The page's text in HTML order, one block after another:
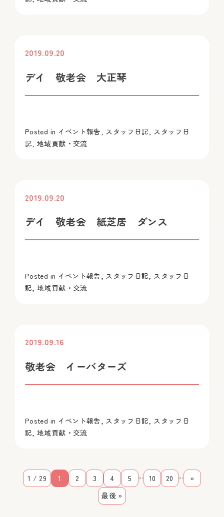
2019.09.20
デイ 敬老会 大正琴
Posted in イベント報告 スタッフ日記
スタッフ日
記 ,地域貢献・交流
2019.09.20
デイ 敬老会 紙芝居 ダンス
Posted in イベント報告, スタッフ日記, スタッフ日
記,地域貢献・交流
2019.09.16
敬老会 イーバターズ
Posted in イベント報告 スタッフ日記
スタッフ日
記 ,地域貢献・交流
1 / 29 1 2 3 4 5 ... 10 20 ...
»
最後 »